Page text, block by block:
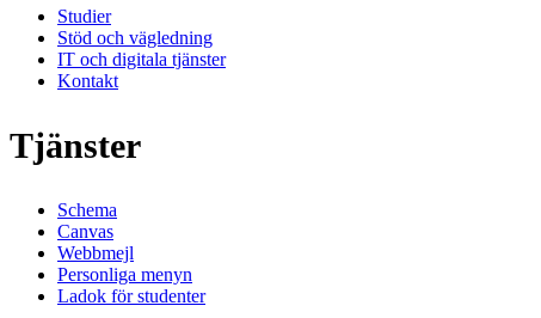
Studier
Stöd och vägledning
IT och digitala tjänster
Kontakt
Tjänster
Schema
Canvas
Webbmejl
Personliga menyn
Ladok för studenter